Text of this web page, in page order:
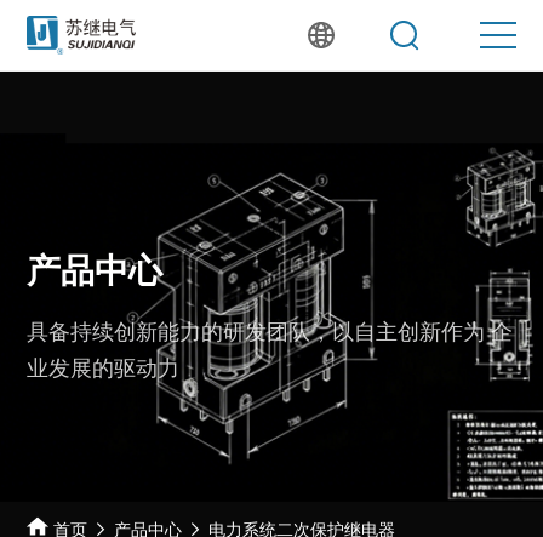
产品中心
具备持续创新能力的研发团队，以自主创新作为企
业发展的驱动力
首页 产品中心 电力系统二次保护继电器